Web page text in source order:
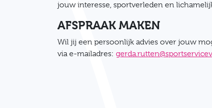
jouw interesse, sportverleden en
AFSPRAAK MAKEN
Wil jij een persoonlijk advies over jouw
via e-mailadres: